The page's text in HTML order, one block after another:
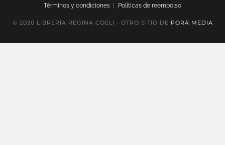
Términos y condiciones Políticas de reembolso
© 2020 LIBRERÍA REGINA COELI - OTRO SITIO DE PORÁ MEDIA